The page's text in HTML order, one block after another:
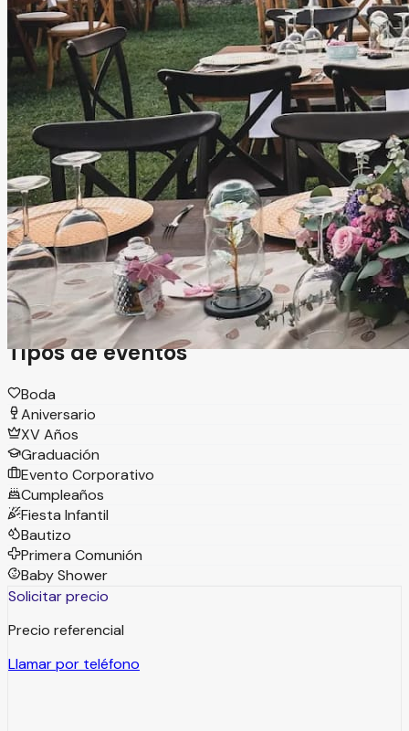
Casamar Acapulco
Acapulco, Guerrero Jardín, Hotel
Información
En Casamar encontrarás el escenario ideal para tu
celebración: un hermoso jardín, la brisa del mar y un
ambiente único para disfrutar junto a familia y amigos. Un
espacio pensado para crear momentos inolvidables en un
entorno relajado y lleno de encanto.
Tipos de eventos
Boda
Aniversario
XV Años
Graduación
Evento Corporativo
Cumpleaños
Fiesta Infantil
Bautizo
Primera Comunión
Baby Shower
Solicitar precio
Precio referencial
Llamar por teléfono